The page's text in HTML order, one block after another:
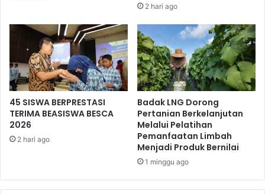
2 hari ago
45 SISWA BERPRESTASI
TERIMA BEASISWA BESCA
2026
2 hari ago
Badak LNG Dorong
Pertanian Berkelanjutan
Melalui Pelatihan
Pemanfaatan Limbah
Menjadi Produk Bernilai
1 minggu ago